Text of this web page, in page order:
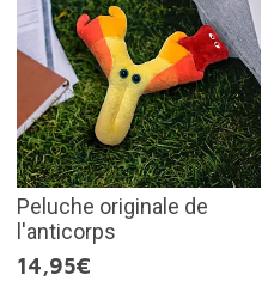
Peluche originale de
l'anticorps
14,95€